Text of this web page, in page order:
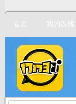
首页 我的游戏